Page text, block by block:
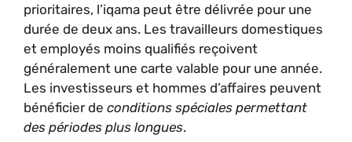
prioritaires, l’iqama peut être délivrée pour une
durée de deux ans. Les travailleurs domestiques
et employés moins qualifiés reçoivent
généralement une carte valable pour une année.
Les investisseurs et hommes d’affaires peuvent
bénéficier de conditions spéciales permettant
des périodes plus longues.